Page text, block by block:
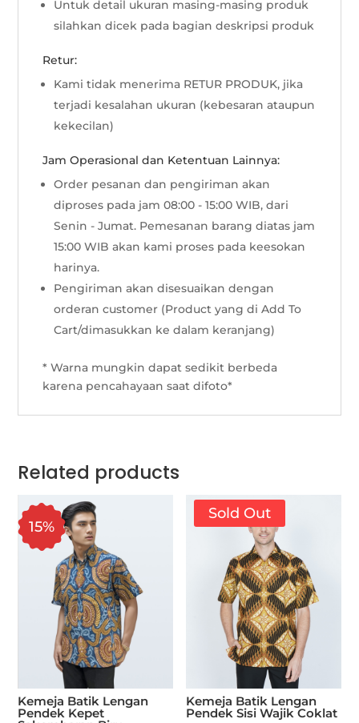
Untuk detail ukuran masing-masing produk
silahkan dicek pada bagian deskripsi produk
Retur:
Kami tidak menerima RETUR PRODUK, jika
terjadi kesalahan ukuran (kebesaran ataupun
kekecilan)
Jam Operasional dan Ketentuan Lainnya:
Order pesanan dan pengiriman akan
diproses pada jam 08:00 - 15:00 WIB, dari
Senin - Jumat. Pemesanan barang diatas jam
15:00 WIB akan kami proses pada keesokan
harinya.
Pengiriman akan disesuaikan dengan
orderan customer (Product yang di Add To
Cart/dimasukkan ke dalam keranjang)
* Warna mungkin dapat sedikit berbeda
karena pencahayaan saat difoto*
Related products
15%
Kemeja Batik Lengan
Pendek Kepet
Sold Out
Kemeja Batik Lengan
Pendek Sisi Wajik Coklat